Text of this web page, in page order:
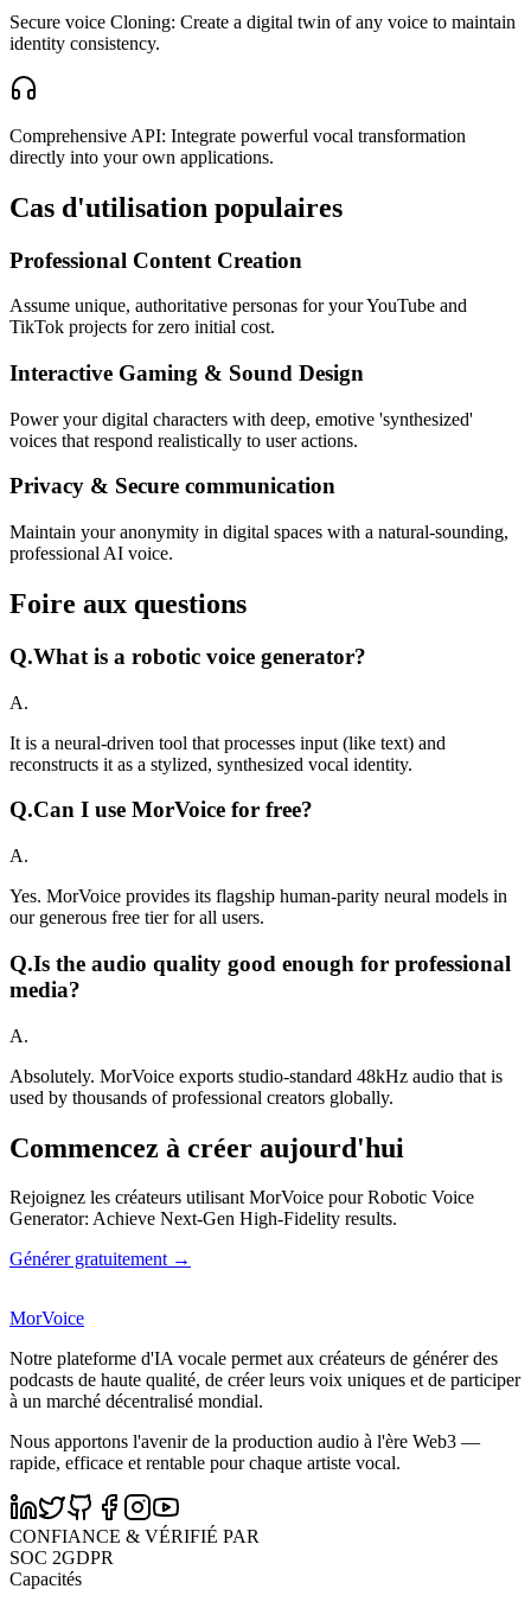
Secure voice Cloning: Create a digital twin of any voice to maintain
identity consistency.
Comprehensive API: Integrate powerful vocal transformation
directly into your own applications.
Cas d'utilisation populaires
Professional Content Creation
Assume unique, authoritative personas for your YouTube and
TikTok projects for zero initial cost.
Interactive Gaming & Sound Design
Power your digital characters with deep, emotive 'synthesized'
voices that respond realistically to user actions.
Privacy & Secure communication
Maintain your anonymity in digital spaces with a natural-sounding,
professional AI voice.
Foire aux questions
Q.What is a robotic voice generator?
A.
It is a neural-driven tool that processes input (like text) and
reconstructs it as a stylized, synthesized vocal identity.
Q.Can I use MorVoice for free?
A.
Yes. MorVoice provides its flagship human-parity neural models in
our generous free tier for all users.
Q.Is the audio quality good enough for professional
media?
A.
Absolutely. MorVoice exports studio-standard 48kHz audio that is
used by thousands of professional creators globally.
Commencez à créer aujourd'hui
Rejoignez les créateurs utilisant MorVoice pour Robotic Voice
Generator: Achieve Next-Gen High-Fidelity results.
Générer gratuitement →
MorVoice
Notre plateforme d'IA vocale permet aux créateurs de générer des
podcasts de haute qualité, de créer leurs voix uniques et de participer
à un marché décentralisé mondial.
Nous apportons l'avenir de la production audio à l'ère Web3 —
rapide, efficace et rentable pour chaque artiste vocal.
CONFIANCE & VÉRIFIÉ PAR
SOC 2GDPR
Capacités